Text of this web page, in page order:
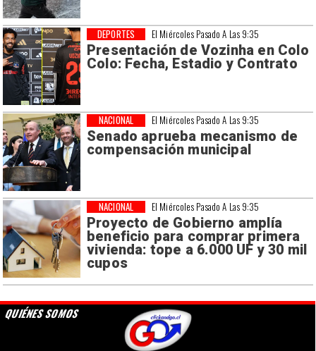
El Miércoles Pasado A Las 9:35
Presentación de Vozinha en Colo
Colo: Fecha, Estadio y Contrato
DEPORTES
El Miércoles Pasado A Las 9:35
Senado aprueba mecanismo de
compensación municipal
NACIONAL
El Miércoles Pasado A Las 9:35
Proyecto de Gobierno amplía
beneficio para comprar primera
vivienda: tope a 6.000 UF y 30 mil
cupos
NACIONAL
QUIÉNES SOMOS